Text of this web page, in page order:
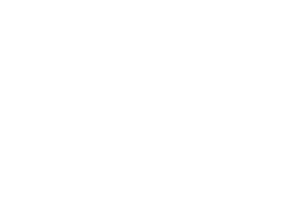
用七色宝莲给二人重塑肉身。但是在重塑肉身的过程中
时，无意间结识了被魔法诅咒的落难王子，随即召集一众怪咖队友，